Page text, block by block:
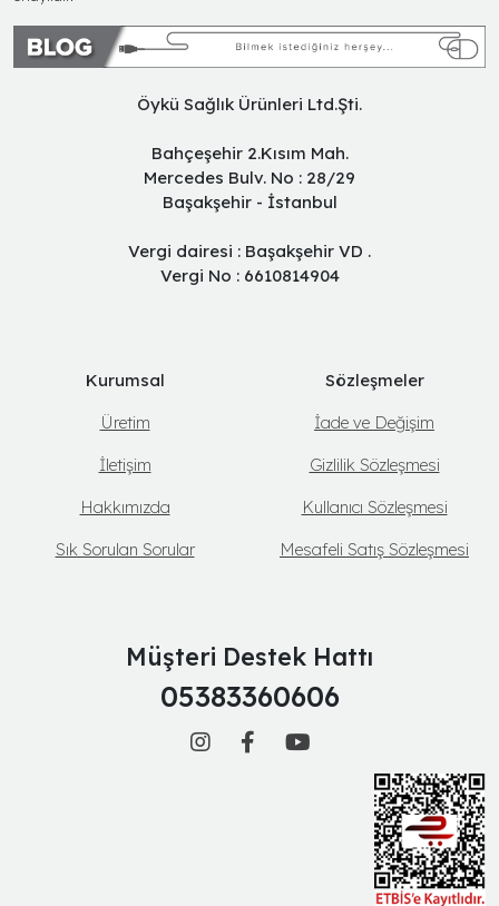
Öykü Sağlık Ürünleri Ltd.Şti.
Bahçeşehir 2.Kısım Mah.
Mercedes Bulv. No : 28/29
Başakşehir - İstanbul
Vergi dairesi : Başakşehir VD .
Vergi No : 6610814904
Kurumsal
Üretim
İletişim
Hakkımızda
Sık Sorulan Sorular
Sözleşmeler
İade ve Değişim
Gizlilik Sözleşmesi
Kullanıcı Sözleşmesi
Mesafeli Satış Sözleşmesi
Müşteri Destek Hattı
05383360606